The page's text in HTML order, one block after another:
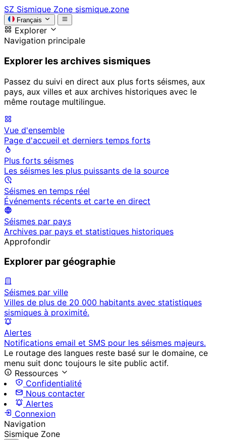
SZ Sismique Zone sismique.zone
Français
Explorer
Navigation principale
Explorer les archives sismiques
Passez du suivi en direct aux plus forts séismes, aux
pays, aux villes et aux archives historiques avec le
même routage multilingue.
Vue d'ensemble
Page d'accueil et derniers temps forts
Plus forts séismes
Les séismes les plus puissants de la source
Séismes en temps réel
Événements récents et carte en direct
Séismes par pays
Archives par pays et statistiques historiques
Approfondir
Explorer par géographie
Séismes par ville
Villes de plus de 20 000 habitants avec statistiques
sismiques à proximité.
Alertes
Notifications email et SMS pour les séismes majeurs.
Le routage des langues reste basé sur le domaine, ce
menu suit donc toujours le site public actif.
Ressources
Confidentialité
Nous contacter
Alertes
Connexion
Navigation
Sismique Zone